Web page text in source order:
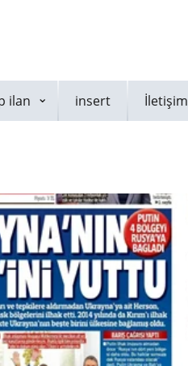
ilan insert İletişim